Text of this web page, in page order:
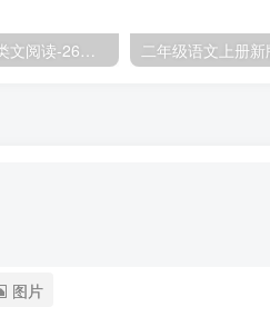
三年级语文下册类文阅读-26方帽子店
图片